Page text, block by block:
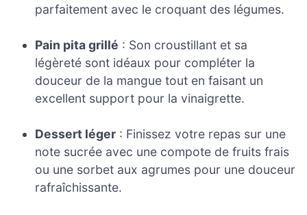
parfaitement avec le croquant des légumes.
Pain pita grillé : Son croustillant et sa
légèreté sont idéaux pour compléter la
douceur de la mangue tout en faisant un
excellent support pour la vinaigrette.
Dessert léger : Finissez votre repas sur une
note sucrée avec une compote de fruits frais
ou une sorbet aux agrumes pour une douceur
rafraîchissante.